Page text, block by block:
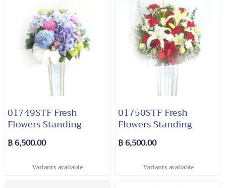
01749STF Fresh
Flowers Standing
฿ 6,500.00
Variants available
01750STF Fresh
Flowers Standing
฿ 6,500.00
Variants available